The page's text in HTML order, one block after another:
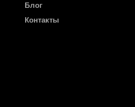
Блог
Контакты